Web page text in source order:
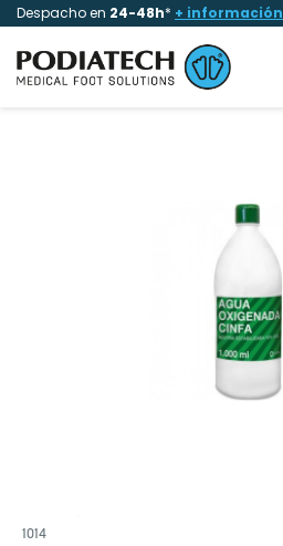
Despacho en 24-48h* + información
1014